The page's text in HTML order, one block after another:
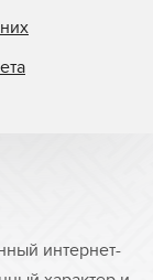
интернет-